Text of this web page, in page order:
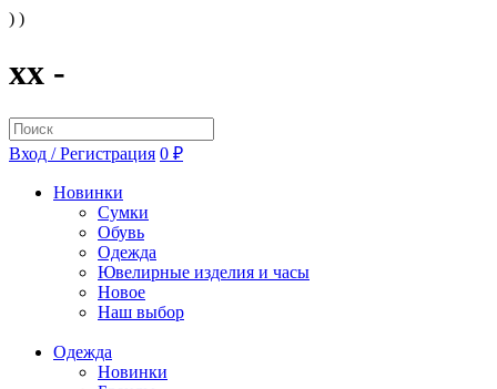
) )
xx -
Вход / Регистрация 0 ₽
Новинки
Сумки
Обувь
Одежда
Ювелирные изделия и часы
Новое
Наш выбор
Одежда
Новинки